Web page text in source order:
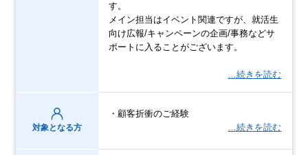
す。
メイン担当はイベント関連ですが、就活生
向け広報/キャンペーンの企画/事務などサ
ポートに入ることがございます。
…続きを読む
対象となる方
・顧客折衝のご経験
…続きを読む